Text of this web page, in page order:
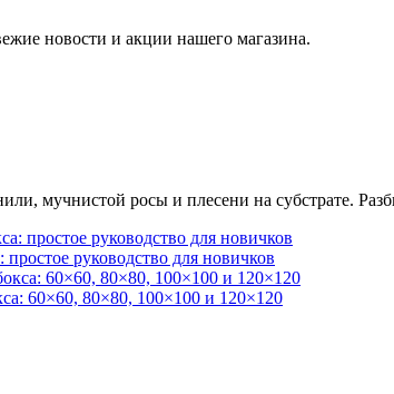
новости и акции нашего магазина.
мучнистой росы и плесени на субстрате.
руководство для новичков
60×60, 80×80, 100×100 и 120×120